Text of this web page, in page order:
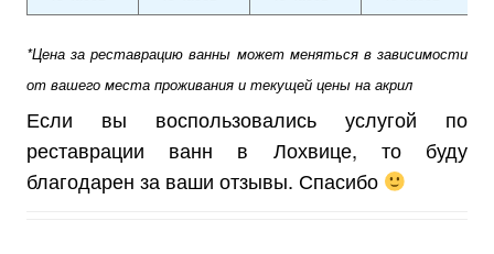
*Цена за реставрацию ванны может меняться в зависимости
от вашего места проживания и текущей цены на акрил
Если вы воспользовались услугой по
реставрации ванн в Лохвице, то буду
благодарен за ваши отзывы. Спасибо